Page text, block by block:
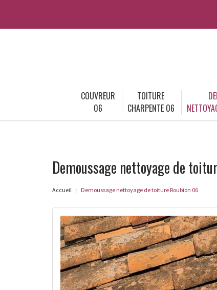
COUVREUR
06
TOITURE
CHARPENTE 06
Demoussage nettoyage de
Accueil Demoussage nettoyage de toiture Roubion 06